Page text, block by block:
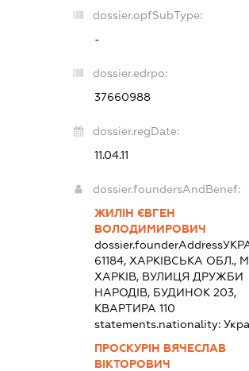
dossier.opfSubType:
-
dossier.edrpo:
37660988
dossier.regDate:
11.04.11
dossier.foundersAndBenef:
ЖИЛІН ЄВГЕН
ВОЛОДИМИРОВИЧ
dossier.founderAddress
61184, ХАРКІВСЬКА ОБЛ.,
ХАРКІВ, ВУЛИЦЯ ДРУЖБИ
НАРОДІВ, БУДИНОК 203,
КВАРТИРА 110
statements.nationality:
ПРОСКУРІН ВЯЧЕСЛАВ
ВІКТОРОВИЧ